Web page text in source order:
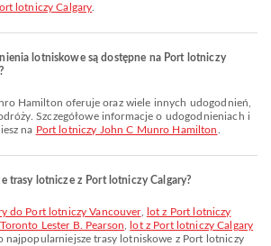
lotniczy Calgary
lotniskowe są dostępne na Port lotniczy
Szczegółowe informacje o udogodnieniach i
na Port lotniczy John C Munro Hamilton
trasy lotnicze z Port lotniczy Calgary?
do Port lotniczy Vancouver,
lot z Port lotniczy
Lester B. Pearson
lot z Port lotniczy Calgary
najpopularniejsze trasy lotniskowe z Port lotniczy